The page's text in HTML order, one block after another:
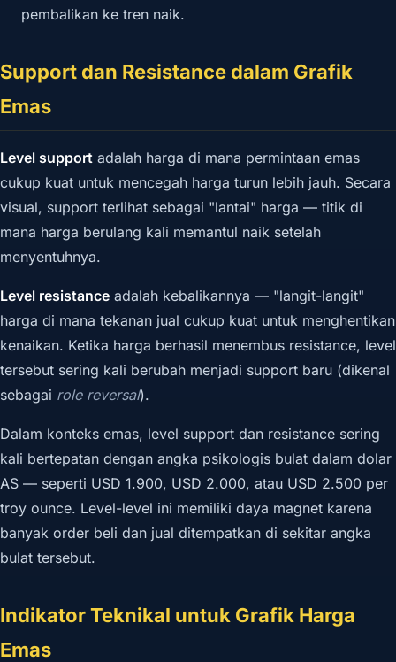
pembalikan ke tren naik.
Support dan Resistance dalam Grafik
Emas
Level support adalah harga di mana permintaan emas
cukup kuat untuk mencegah harga turun lebih jauh. Secara
visual, support terlihat sebagai "lantai" harga — titik di
mana harga berulang kali memantul naik setelah
menyentuhnya.
Level resistance adalah kebalikannya — "langit-langit"
harga di mana tekanan jual cukup kuat untuk menghentikan
kenaikan. Ketika harga berhasil menembus resistance, level
tersebut sering kali berubah menjadi support baru (dikenal
sebagai role reversal).
Dalam konteks emas, level support dan resistance sering
kali bertepatan dengan angka psikologis bulat dalam dolar
AS — seperti USD 1.900, USD 2.000, atau USD 2.500 per
troy ounce. Level-level ini memiliki daya magnet karena
banyak order beli dan jual ditempatkan di sekitar angka
bulat tersebut.
Indikator Teknikal untuk Grafik Harga
Emas